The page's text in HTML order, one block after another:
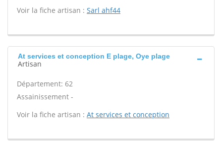
Voir la fiche artisan : Sarl ahf44
At services et conception E plage, Oye plage
Artisan
Département: 62
Assainissement -
Voir la fiche artisan : At services et conception